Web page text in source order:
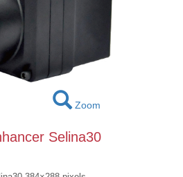
Zoom
Selina30